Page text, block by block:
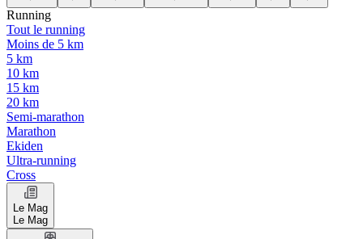
Running
Tout le running
Moins de 5 km
5 km
10 km
15 km
20 km
Semi-marathon
Marathon
Ekiden
Ultra-running
Cross
Le Mag
Le Mag